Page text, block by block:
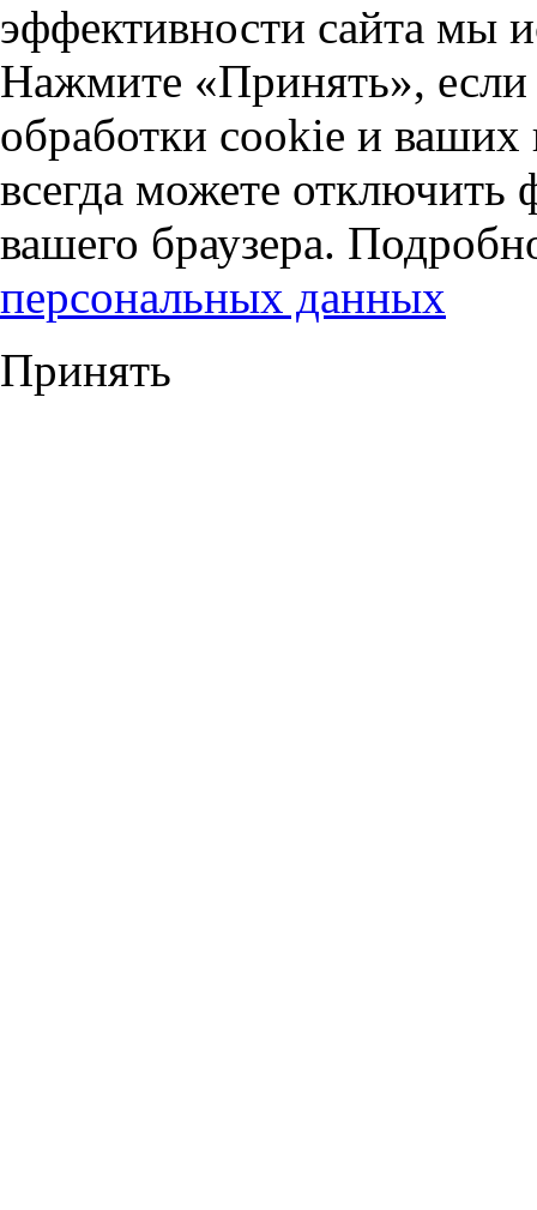
эффективности сайта мы
Нажмите «Принять», если
обработки cookie и
всегда можете отключить
вашего браузера.
персональных данных
Принять